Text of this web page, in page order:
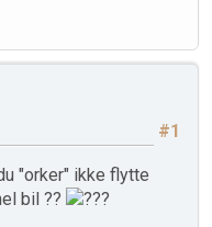
#1
"orker" ikke flytte
bil ??